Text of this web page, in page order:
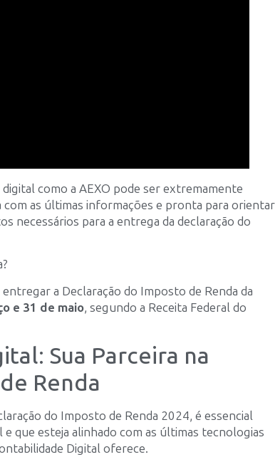
como a AEXO pode ser extremamente
com as últimas informações e pronta para orientar
necessários para a entrega da declaração do
a Declaração do Imposto de Renda da
e 31 de maio, segundo a Receita Federal do
Sua Parceira na
Renda
do Imposto de Renda 2024, é essencial
que esteja alinhado com as últimas tecnologias
Digital oferece.